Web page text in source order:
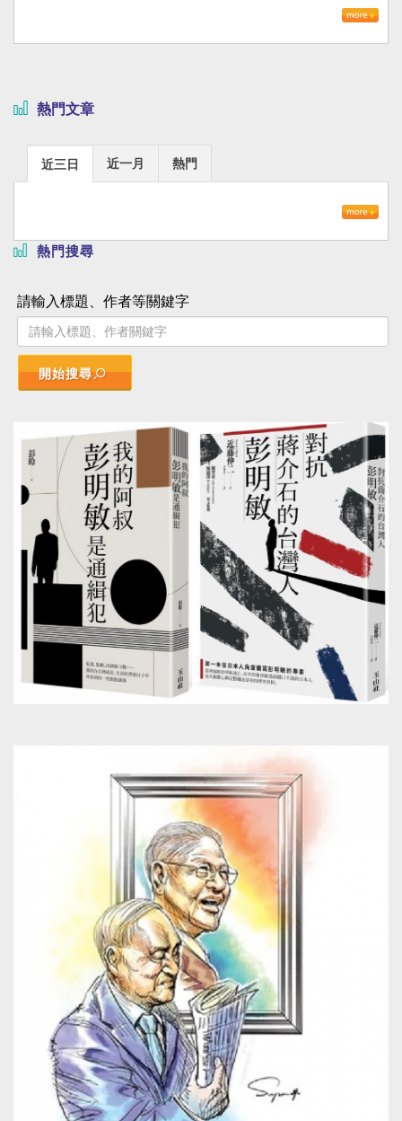
熱門文章
近三日 近一月 熱門
熱門搜尋
請輸入標題、作者等關鍵字
開始搜尋